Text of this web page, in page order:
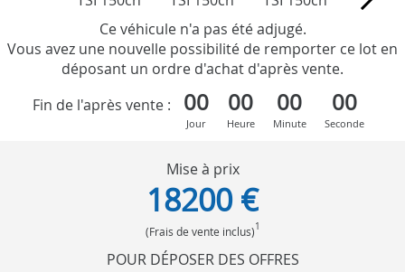
Ce véhicule n'a pas été adjugé.
Vous avez une nouvelle possibilité de remporter ce lot en
déposant un ordre d'achat d'après vente.
Fin de l'après vente :
00
Jour
00
Heure
00
Minute
00
Seconde
Mise à prix
18200 €
(Frais de vente inclus)1
POUR DÉPOSER DES OFFRES